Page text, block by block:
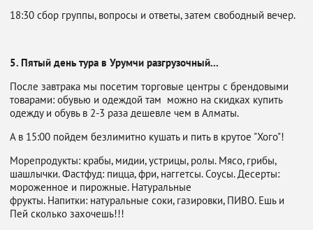
18:30 сбор группы, вопросы и ответы, затем свободный вечер.
5. Пятый день тура в Урумчи разгрузочный...
После завтрака мы посетим торговые центры с брендовыми
товарами: обувью и одеждой там можно на скидках купить
одежду и обувь в 2-3 раза дешевле чем в Алматы.
А в 15:00 пойдем безлимитно кушать и пить в крутое "Хого"!
Морепродукты: крабы, мидии, устрицы, ролы. Мясо, грибы,
шашлычки. Фастфуд: пицца, фри, наггетсы. Соусы. Десерты:
мороженное и пирожные. Натуральные
фрукты. Напитки: натуральные соки, газировки, ПИВО. Ешь и
Пей сколько захочешь!!!